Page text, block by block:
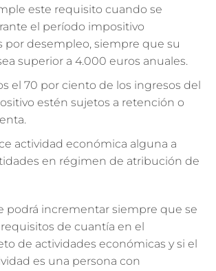
este requisito cuando se
el período impositivo
por desempleo, siempre que su
superior a 4.000 euros anuales.
el 70 por ciento de los ingresos del
estén sujetos a retención o
actividad económica alguna a
en régimen de atribución de
podrá incrementar siempre que se
de cuantía en el
de actividades económicas y si el
es una persona con